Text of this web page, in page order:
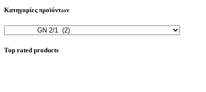
Κατηγορίες προϊόντων
Top rated products